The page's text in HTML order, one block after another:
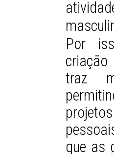
Por
criação
traz
que as